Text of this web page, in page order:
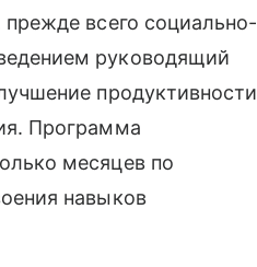
всего социально-
руководящий
продуктивности
Программа
месяцев по
навыков